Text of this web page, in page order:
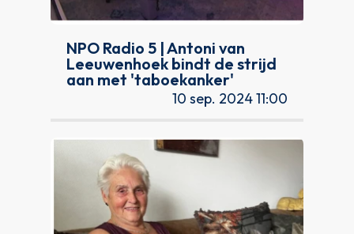
NPO Radio 5 | Antoni van
Leeuwenhoek bindt de strijd
aan met 'taboekanker'
10 sep. 2024 11:00